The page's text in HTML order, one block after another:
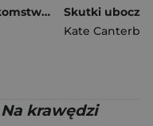
Władca łakomstwa. Władcy Grzechu
Kate
Na krawędzi